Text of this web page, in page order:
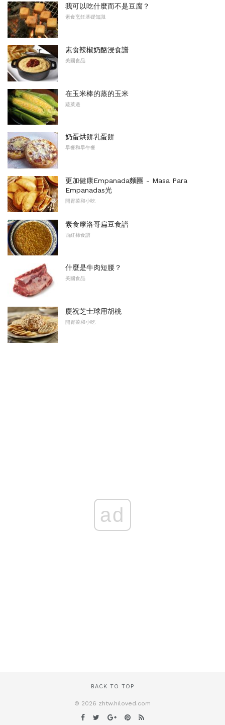
我可以吃什麼而不是豆腐？
素食烹飪基礎知識
素食辣椒奶酪浸食譜
美國食品
在玉米棒的蒸的玉米
蔬菜邊
奶蛋烘餅乳蛋餅
早餐和早午餐
更加健康Empanada麵團 - Masa Para
Empanadas光
開胃菜和小吃
素食摩洛哥扁豆食譜
西紅柿食譜
什麼是牛肉短腰？
美國食品
慶祝芝士球用胡桃
開胃菜和小吃
ad
BACK TO TOP
© 2026 zhtw.hiloved.com